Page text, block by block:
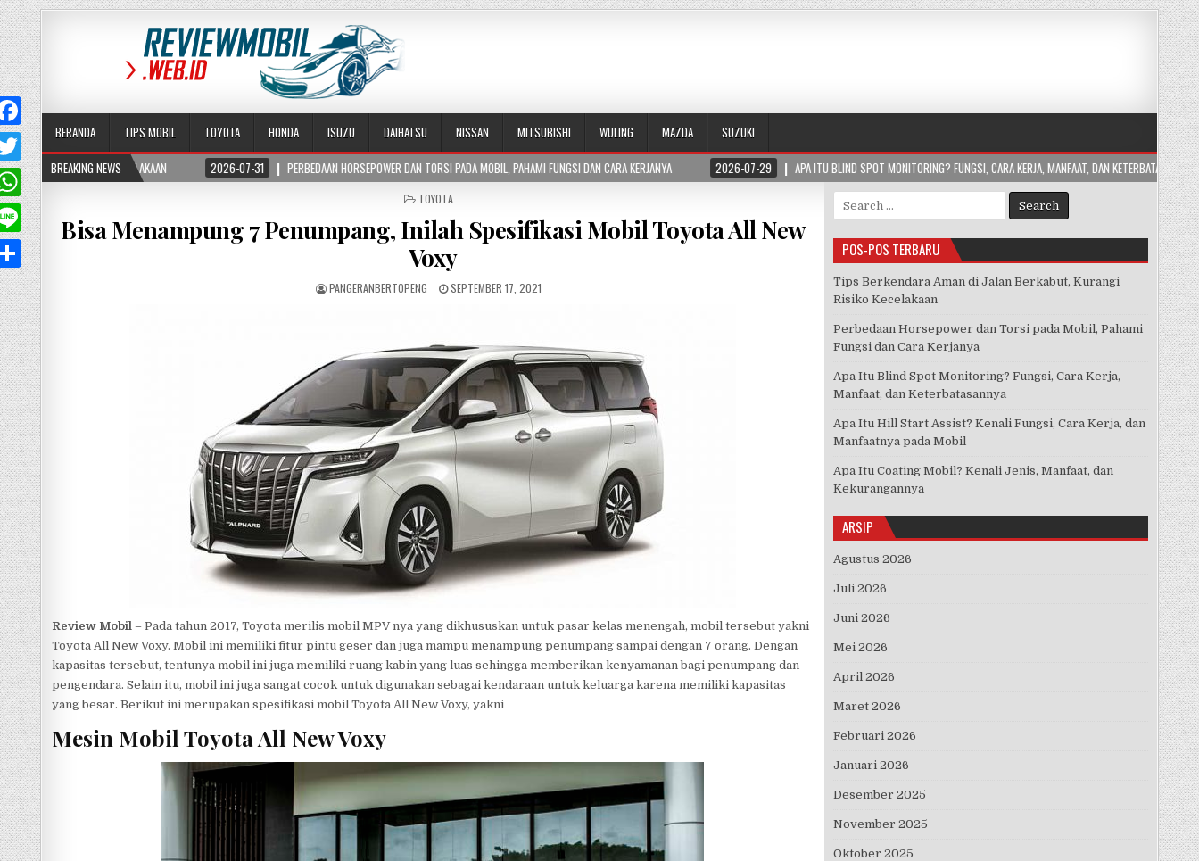
BERANDA TIPS MOBIL TOYOTA HONDA ISUZU DAIHATSU NISSAN MITSUBISHI WULING MAZDA
SUZUKI
BREAKING NEWS
2026-07-31 PERBEDAAN HORSEPOWER DAN TORSI PADA MOBIL, PAHAMI FUNGSI DAN CARA KERJANYA 2026-07-29 APA ITU BLIND SPOT MONITORING? FUNGSI, CARA KERJA, MANFAAT, DAN KETERBATASANNYA 2026-07-24 APA
POSTED
TOYOTA
Bisa Menampung 7 Penumpang, Inilah Spesifikasi Mobil Toyota All New
Voxy
PANGERANBERTOPENG SEPTEMBER 17, 2021
Review Mobil– Pada tahun 2017, Toyota merilis mobil MPV nya yang dikhususkan untuk pasar kelas menengah, mobil tersebut yakni
Toyota All New Voxy. Mobil ini memiliki fitur pintu geser dan juga mampu menampung penumpang sampai dengan 7 orang. Dengan
kapasitas tersebut, tentunya mobil ini juga memiliki ruang kabin yang luas sehingga memberikan kenyamanan bagi penumpang dan
pengendara. Selain itu, mobil ini juga sangat cocok untuk digunakan sebagai kendaraan untuk keluarga karena memiliki kapasitas
yang besar. Berikut ini merupakan spesifikasi mobil Toyota All New Voxy, yakni
Mesin Mobil Toyota All New Voxy
Search
for:
POS-POS TERBARU
Tips Berkendara Aman di Jalan Berkabut, Kurangi
Risiko Kecelakaan
Perbedaan Horsepower dan Torsi pada Mobil, Pahami
Fungsi dan Cara Kerjanya
Apa Itu Blind Spot Monitoring? Fungsi, Cara Kerja,
Manfaat, dan Keterbatasannya
Apa Itu Hill Start Assist? Kenali Fungsi, Cara Kerja, dan
Manfaatnya pada Mobil
Apa Itu Coating Mobil? Kenali Jenis, Manfaat, dan
Kekurangannya
ARSIP
Agustus 2026
Juli 2026
Juni 2026
Mei 2026
April 2026
Maret 2026
Februari 2026
Januari 2026
Desember 2025
November 2025
Oktober 2025